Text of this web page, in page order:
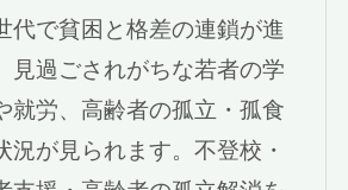
代で貧困と格差の連鎖が進
見過ごされがちな若者の学
就労、高齢者の孤立・孤食
況が見られます。不登校・